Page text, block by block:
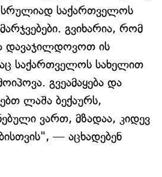
სრულიად საქართველოს
გვიხარია, რომ
დავაჯილდოვოთ ის
საქართველოს სახელით
გვეამაყება და
ლაშა ბექაურს,
ვართ, მზადაა, კიდევ
— აცხადებენ